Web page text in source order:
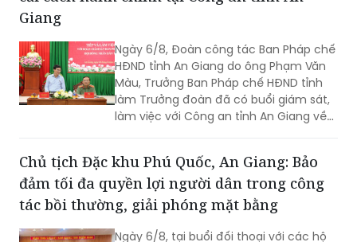
Giang
Ngày 6/8, Đoàn công tác Ban Pháp chế
HĐND tỉnh An Giang do ông Phạm Văn
Màu, Trưởng Ban Pháp chế HĐND tỉnh
làm Trưởng đoàn đã có buổi giám sát,
làm việc với Công an tỉnh An Giang về
Công an, nhằm đánh giá kết quả thực
hiện, kịp thời ghi nhận những khó khăn,
vướng mắc và đề xuất các giải pháp
nâng cao chất lượng phục vụ Nhân
dân, cơ quan, tổ chức. Tiếp và làm việc
Chủ tịch Đặc khu Phú Quốc, An Giang: Bảo
đảm tối đa quyền lợi người dân trong công
tác bồi thường, giải phóng mặt bằng
Ngày 6/8, tại buổi đối thoại với các hộ